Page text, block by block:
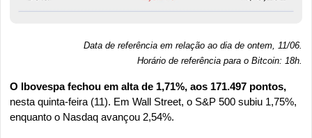
Data de referência em relação ao dia de ontem, 11/06.
Horário de referência para o Bitcoin: 18h
nesta quinta-feira (11). Em Wall Street, o S&P 500 subiu 1,75%,
enquanto o Nasdaq avançou 2,54%.